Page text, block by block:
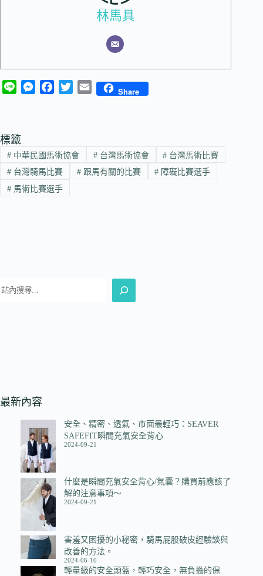
林馬具
M
n
g
e
r
o
o
k
e
E
Share
標籤
#中華民國馬術協會 #台灣馬術協會 # 台灣馬術比賽
#台灣騎馬比賽 #跟馬有關的比賽 # 障礙比賽選手
#馬術比賽選手
最新內容
安全、精密、透氣、市面最輕巧：SEAVER
SAFEFIT瞬間充氣安全背心
2024-09-21
什麼是瞬間充氣安全背心/氣囊？購買前應該了
解的注意事項～
2024-09-21
害羞又困擾的小秘密，騎馬屁股破皮經驗談與
改善的方法。
2024-06-10
輕量級的安全頭盔，輕巧安全，無負擔的保